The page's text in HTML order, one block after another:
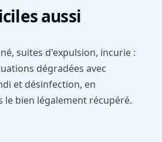
aussi
suites d'expulsion, incurie :
dégradées avec
et désinfection, en
le bien légalement récupéré.